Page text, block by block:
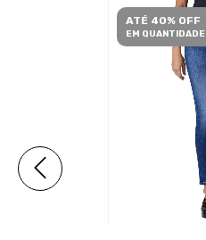
ATÉ 40% OFF
EM QUANTIDADE